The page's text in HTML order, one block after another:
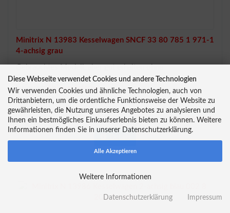
Minitrix N 13983 Kesselwagen SNCF 33 80 785 1 971-1
4-achsig grau
Originalverpackung.
Lieferzeit:Ab Lager lieferbar
22,50 EUR
inkl. 19 % MwSt. zzgl.Versandkosten
Diese Webseite verwendet Cookies und andere Technologien
Wir verwenden Cookies und ähnliche Technologien, auch von
Drittanbietern, um die ordentliche Funktionsweise der Website zu
gewährleisten, die Nutzung unseres Angebotes zu analysieren und
Ihnen ein bestmögliches Einkaufserlebnis bieten zu können. Weitere
Informationen finden Sie in unserer Datenschutzerklärung.
Alle Akzeptieren
Weitere Informationen
Datenschutzerklärung Impressum